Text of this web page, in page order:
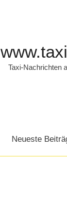
Taxi-Nachrichten
Neueste